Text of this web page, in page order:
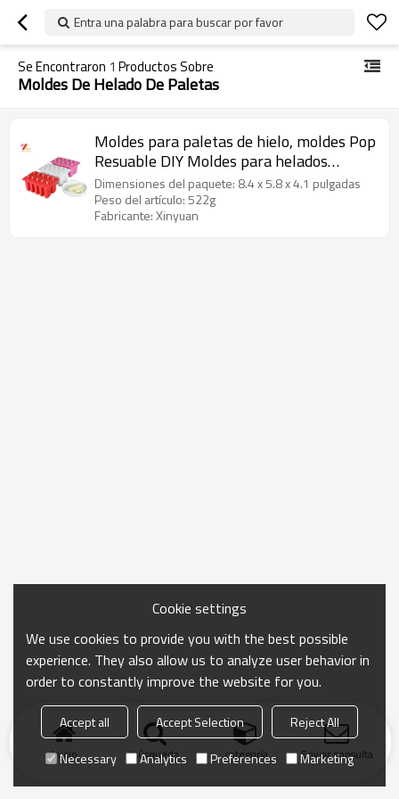
Entra una palabra para buscar por favor
Se Encontraron 1 Productos Sobre
Moldes De Helado De Paletas
Moldes para paletas de hielo, moldes Pop
Resuable DIY Moldes para helados
Fabricante de helados de hielo congelado
Set de 10 Silicona sin BPA
Dimensiones del paquete: 8.4 x 5.8 x 4.1 pulgadas
Peso del artículo: 522g
Fabricante: Xinyuan
Inicio búsqueda categoría Enviar consulta
Cookie settings
We use cookies to provide you with the best possible
experience. They also allow us to analyze user behavior in
order to constantly improve the website for you.
Accept all Accept Selection
Reject All
Necessary
Analytics Preferences Marketing